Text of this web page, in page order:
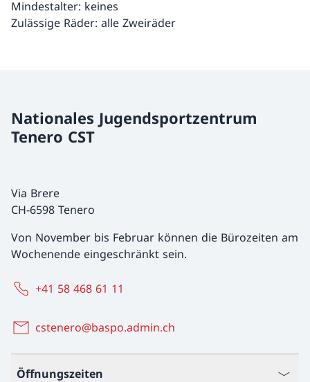
Mindestalter: keines
Zulässige Räder: alle Zweiräder
Nationales Jugendsportzentrum
Tenero CST
Via Brere
CH-6598 Tenero
Von November bis Februar können die Bürozeiten am
Wochenende eingeschränkt sein.
+41 58 468 61 11
cstenero@baspo.admin.ch
Öffnungszeiten